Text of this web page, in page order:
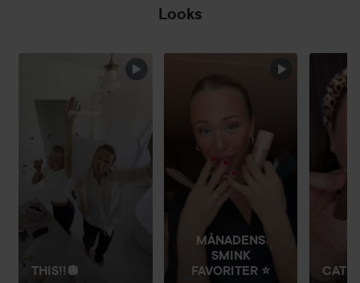
Looks
HOPPA ÖVER SEKTIONEN
THIS!!🪩
MÅNADENS
SMINK
FAVORITER ⭐️